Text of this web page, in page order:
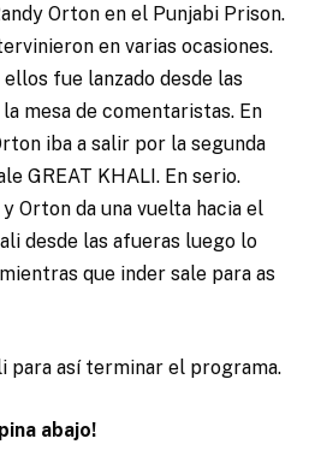
Orton en el Punjabi Prison.
en varias ocasiones.
ellos fue lanzado desde las
mesa de comentaristas. En
iba a salir por la segunda
GREAT KHALI. En serio.
Orton da una vuelta hacia el
desde las afueras luego lo
que inder sale para as
para así terminar el programa.
abajo!